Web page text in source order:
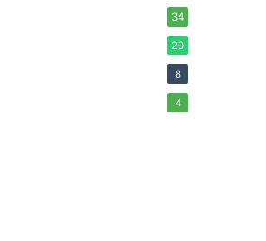
34
20
8
4